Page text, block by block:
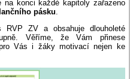
konci každé kapitoly zařazeno
pásku.
ZV a obsahuje dlouholeté
Věříme, že Vám přinese
Vás i žáky motivací nejen ke